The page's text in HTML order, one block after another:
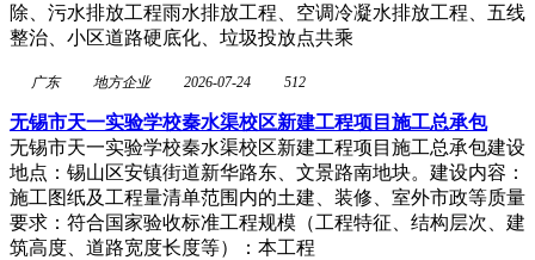
除、污水排放工程雨水排放工程、空调冷凝水排放工程、五线
整治、小区道路硬底化、垃圾投放点共乘
广东 地方企业 2026-07-24 512
无锡市天一实验学校秦水渠校区新建工程项目施工总承包
无锡市天一实验学校秦水渠校区新建工程项目施工总承包建设
地点：锡山区安镇街道新华路东、文景路南地块。建设内容：
施工图纸及工程量清单范围内的土建、装修、室外市政等质量
要求：符合国家验收标准工程规模（工程特征、结构层次、建
筑高度、道路宽度长度等）：本工程